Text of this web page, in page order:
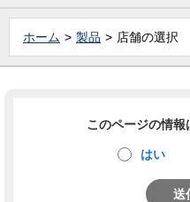
ホーム 製品 店舗の選択
このページの情報
はい
送